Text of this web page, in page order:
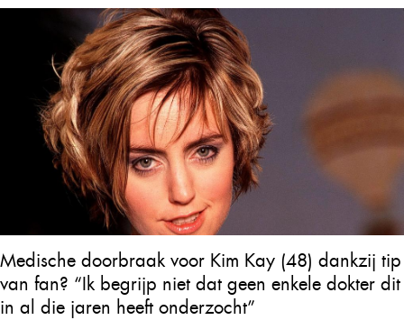
Medische doorbraak voor Kim Kay (48) dankzij tip
van fan? “Ik begrijp niet dat geen enkele dokter dit
in al die jaren heeft onderzocht”